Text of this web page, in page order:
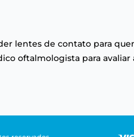
lentes de contato para
oftalmologista para